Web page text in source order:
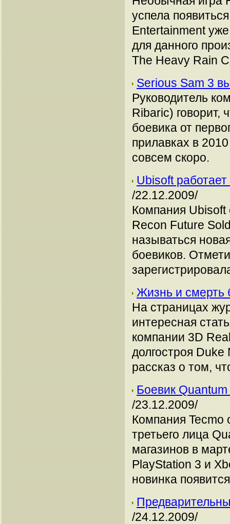
успела
Entertainment
для данного
The Heavy Rain
Serious Sam 3
Руководитель
Ribaric) говорит,
боевика от
прилавках в
совсем скоро.
Ubisoft
/22.12.2009/
Компания
Recon Future
называться
боевиков.
Жизнь и смерть
На страницах
интересная
компании 3D
долгостроя
рассказ о том,
Боевик
/23.12.2009/
Компания Tecmo
третьего лица
магазинов в
PlayStation 3 и
новинка
/24.12.2009/